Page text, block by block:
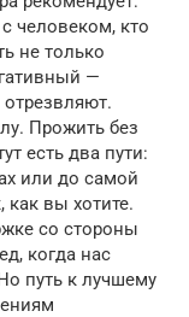
с человеком, кто
не только
—
Прожить без
есть два пути:
или до самой
как вы хотите.
со стороны
когда нас
путь к лучшему